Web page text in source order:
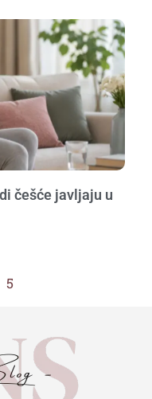
češće javljaju u
5